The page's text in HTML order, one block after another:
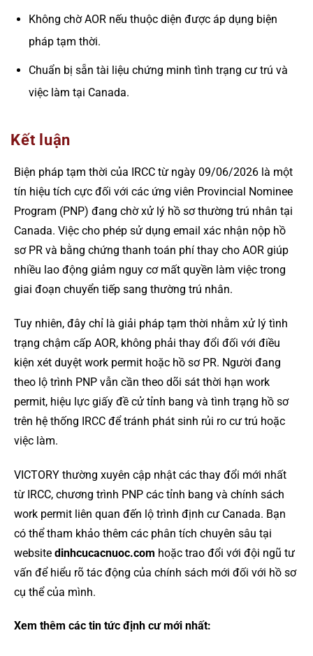
Không chờ AOR nếu thuộc diện được áp dụng biện
pháp tạm thời.
Chuẩn bị sẵn tài liệu chứng minh tình trạng cư trú và
việc làm tại Canada.
Kết luận
Biện pháp tạm thời của IRCC từ ngày 09/06/2026 là một
tín hiệu tích cực đối với các ứng viên Provincial Nominee
Program (PNP) đang chờ xử lý hồ sơ thường trú nhân tại
Canada. Việc cho phép sử dụng email xác nhận nộp hồ
sơ PR và bằng chứng thanh toán phí thay cho AOR giúp
nhiều lao động giảm nguy cơ mất quyền làm việc trong
giai đoạn chuyển tiếp sang thường trú nhân.
Tuy nhiên, đây chỉ là giải pháp tạm thời nhằm xử lý tình
trạng chậm cấp AOR, không phải thay đổi đối với điều
kiện xét duyệt work permit hoặc hồ sơ PR. Người đang
theo lộ trình PNP vẫn cần theo dõi sát thời hạn work
permit, hiệu lực giấy đề cử tỉnh bang và tình trạng hồ sơ
trên hệ thống IRCC để tránh phát sinh rủi ro cư trú hoặc
việc làm.
VICTORY thường xuyên cập nhật các thay đổi mới nhất
từ IRCC, chương trình PNP các tỉnh bang và chính sách
work permit liên quan đến lộ trình định cư Canada. Bạn
có thể tham khảo thêm các phân tích chuyên sâu tại
website dinhcucacnuoc.com hoặc trao đổi với đội ngũ tư
vấn để hiểu rõ tác động của chính sách mới đối với hồ sơ
cụ thể của mình.
Xem thêm các tin tức định cư mới nhất: